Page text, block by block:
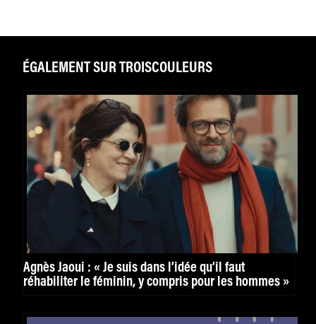
ÉGALEMENT SUR TROISCOULEURS
Agnès Jaoui : « Je suis dans l’idée qu’il faut
réhabiliter le féminin, y compris pour les hommes »